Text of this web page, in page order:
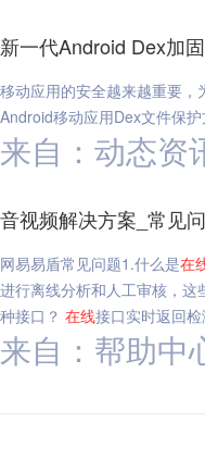
新一代Android Dex加
移动应用的安全越来越重要，
Android移动应用Dex文件保
来自：动态资
音视频解决方案_常见
网易易盾常见问题1.什么是在
进行离线分析和人工审核，
种接口？ 在线接口实时返回
来自：帮助中